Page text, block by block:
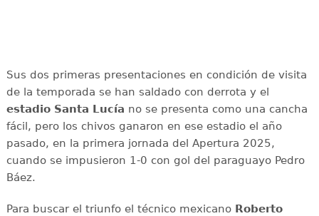
Sus dos primeras presentaciones en condición de visita
de la temporada se han saldado con derrota y el
estadio Santa Lucía no se presenta como una cancha
fácil, pero los chivos ganaron en ese estadio el año
pasado, en la primera jornada del Apertura 2025,
cuando se impusieron 1-0 con gol del paraguayo Pedro
Báez.
Para buscar el triunfo el técnico mexicano Roberto